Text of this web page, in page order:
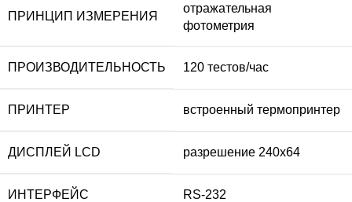
ПРИНЦИП ИЗМЕРЕНИЯ
отражательная
фотометрия
ПРОИЗВОДИТЕЛЬНОСТЬ 120 тестов/час
ПРИНТЕР встроенный термопринтер
ДИСПЛЕЙ LCD разрешение 240х64
ИНТЕРФЕЙС RS-232